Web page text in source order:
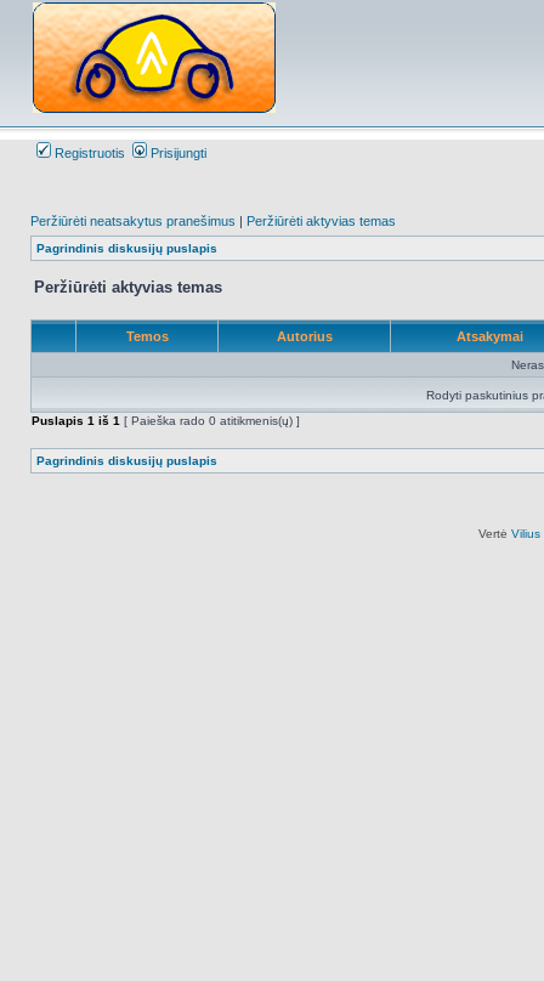
Registruotis Prisijungti
Peržiūrėti neatsakytus pranešimus | Peržiūrėti aktyvias temas
Pagrindinis diskusijų puslapis
Peržiūrėti aktyvias temas
Temos Autorius Atsakymai
Rodyti paskutinius
Puslapis 1 iš 1 [ Paieška rado 0 atitikmenis(ų) ]
Pagrindinis diskusijų puslapis
Vertė Vilius